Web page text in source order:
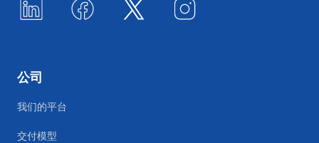
公司
我们的平台
交付模型